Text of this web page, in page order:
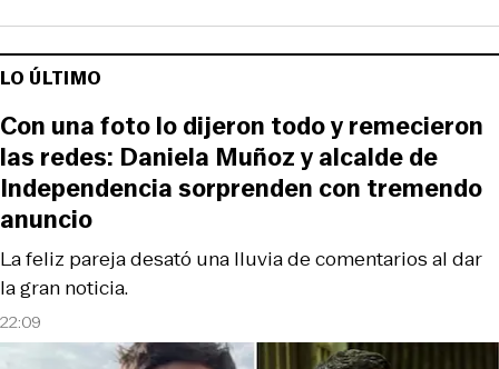
LO ÚLTIMO
22:09
La feliz pareja desató una lluvia de comentarios al dar
la gran noticia.
Con una foto lo dijeron todo y remecieron
las redes: Daniela Muñoz y alcalde de
Independencia sorprenden con tremendo
anuncio